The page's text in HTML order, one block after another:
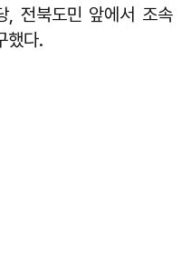
, 전북도민 앞에서 조속
했다.